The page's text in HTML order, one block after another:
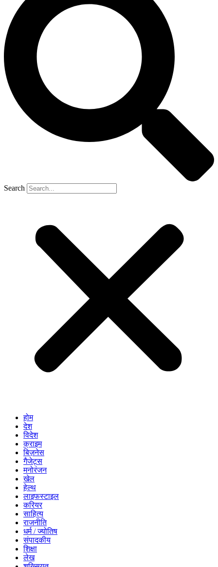
Search
होम
देश
विदेश
क्राइम
बिज़नेस
गैजेट्स
मनोरंजन
खेल
हेल्थ
लाइफस्टाइल
करियर
साहित्य
राजनीति
धर्म / ज्योतिष
संपादकीय
शिक्षा
लेख